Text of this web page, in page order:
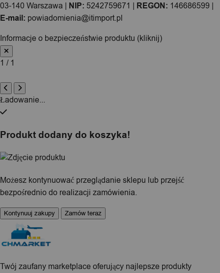
03-140 Warszawa | NIP: 5242759671 | REGON: 146686599 |
E-mail: powiadomienia@itimport.pl
Informacje o bezpieczeństwie produktu (kliknij)
1 / 1
Ładowanie...
Produkt dodany do koszyka!
Możesz kontynuować przeglądanie sklepu lub przejść
bezpośrednio do realizacji zamówienia.
Kontynuuj zakupy Zamów teraz
Twój zaufany marketplace oferujący najlepsze produkty